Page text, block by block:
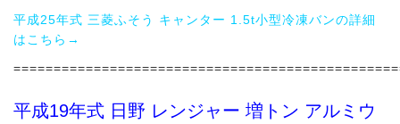
平成25年式 三菱ふそう キャンター 1.5t小型冷凍バンの詳細
はこちら→
平成19年式 日野 レンジャー 増トン アルミウ